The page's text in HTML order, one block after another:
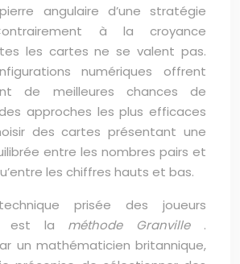
angulaire d’une stratégie
à la croyance
les cartes ne se valent pas.
numériques offrent
de meilleures chances de
des approches les plus efficaces
des cartes présentant une
entre les nombres pairs et
les chiffres hauts et bas.
prisée des joueurs
est la méthode Granville .
un mathématicien britannique,